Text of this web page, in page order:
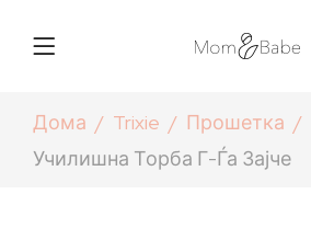
Дома Trixie Прошетка
Училишна Торба Г-Ѓа Зајче